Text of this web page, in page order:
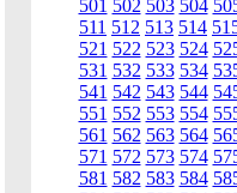
501 502 503 504
511 512 513 514
521 522 523 524
531 532 533 534
541 542 543 544
551 552 553 554
561 562 563 564
571 572 573 574
581 582 583 584